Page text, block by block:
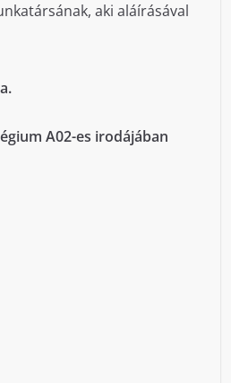
aki aláírásával
A02-es irodájában